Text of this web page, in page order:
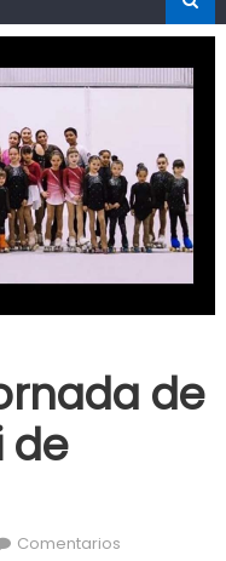
de
de
Comentarios